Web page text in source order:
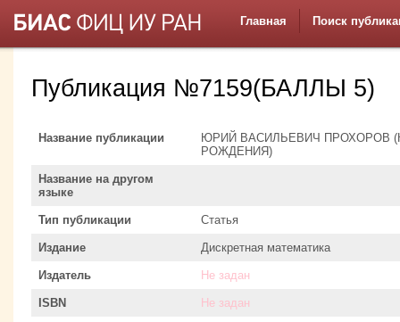
Главная Поиск
Публикация №7159(БАЛЛЫ 5)
Название публикации
ЮРИЙ ВАСИЛЬЕВИЧ ПРОХОРОВ
РОЖДЕНИЯ)
Название на другом
языке
Тип публикации Статья
Издание Дискретная математика
Издатель Не задан
ISBN Не задан